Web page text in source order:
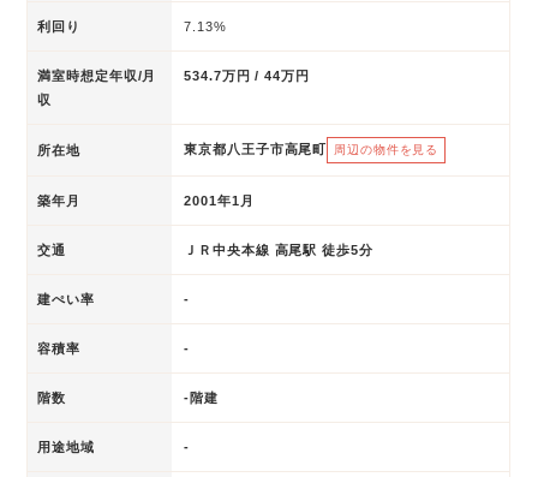
利回り 7.13%
満室時想定年収/月
収
534.7万円 / 44万円
所在地 東京都八王子市高尾町 周辺の物件を見る
築年月 2001年1月
交通 ＪＲ中央本線 高尾駅 徒歩5分
建ぺい率 -
容積率 -
階数 -階建
用途地域 -